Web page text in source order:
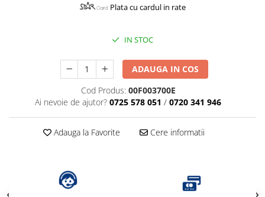
Plata cu cardul in rate
IN STOC
ADAUGA IN COS
Cod Produs: 00F003700E
Ai nevoie de ajutor? 0725 578 051 / 0720 341 946
Adauga la Favorite Cere informatii